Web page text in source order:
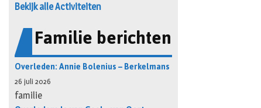
Bekijk alle Activiteiten
Familie berichten
Overleden: Annie Bolenius – Berkelmans
26 juli 2026
familie